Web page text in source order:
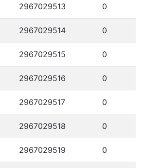
2967029513 0
2967029514 0
2967029515 0
2967029516 0
2967029517 0
2967029518 0
2967029519 0